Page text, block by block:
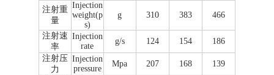
注射重
量
Injection
weight(p
s)
g 310 383 466
注射速
率
Injection
rate
g/s 124 154
186
注射压
力
Injection
pressure
Mpa 207 168
139